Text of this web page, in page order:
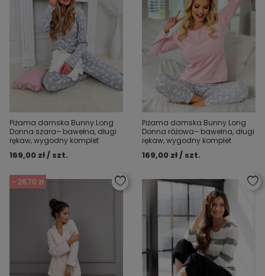
Piżama damska Bunny Long
Donna szara– bawełna, długi
rękaw, wygodny komplet
169,00 zł / szt.
Piżama damska Bunny Long
Donna różowa– bawełna, długi
rękaw, wygodny komplet
169,00 zł / szt.
- 26,70 zł